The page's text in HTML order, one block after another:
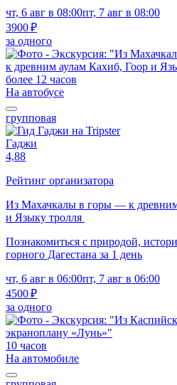
чт, 6 авг в 08:00пт, 7 авг в 08:00
3900 ₽
за одного
более 12 часов
На автобусе
групповая
Гаджи
4,88
Рейтинг организатора
Из Махачкалы в горы — к
и Языку тролля
Познакомиться с природой,
горного Дагестана за 1 день
чт, 6 авг в 06:00пт, 7 авг в 06:00
4500 ₽
за одного
10 часов
На автомобиле